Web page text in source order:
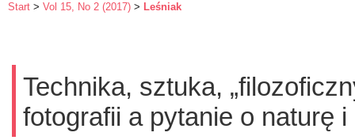
Start > Vol 15, No 2 (2017) > Leśniak
Technika, sztuka,
fotografii a pytanie o naturę